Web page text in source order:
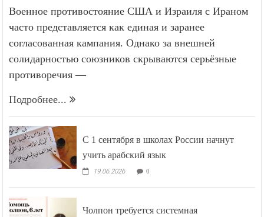
Военное противостояние США и Израиля с Ираном
часто представляется как единая и заранее
согласованная кампания. Однако за внешней
солидарностью союзников скрываются серьёзные
противоречия —
Подробнее...
С 1 сентября в школах России начнут
учить арабский язык
19.06.2026 0
Чолпон требуется системная